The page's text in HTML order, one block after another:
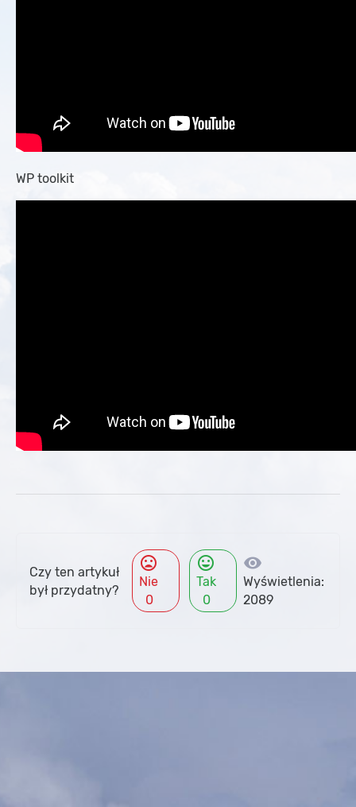
WP toolkit
Czy ten artykuł
był przydatny?
mood_bad
Nie
0
mood
Tak
0
visibility
Wyświetlenia:
2089